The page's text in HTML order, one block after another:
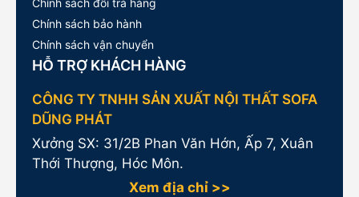
Chính sách bảo hành
Chính sách vận chuyển
HỖ TRỢ KHÁCH HÀNG
CÔNG TY TNHH SẢN XUẤT NỘI THẤT SOFA
DŨNG PHÁT
Xưởng SX: 31/2B Phan Văn Hớn, Ấp 7, Xuân
Thới Thượng, Hóc Môn.
Xem địa chỉ >>